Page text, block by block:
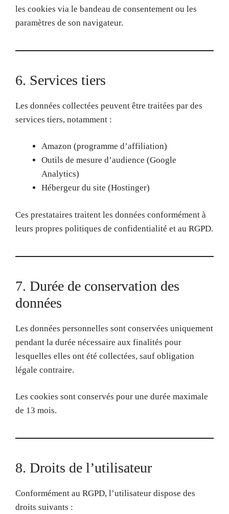
les cookies via le bandeau de consentement ou les
paramètres de son navigateur.
6. Services tiers
Les données collectées peuvent être traitées par des
services tiers, notamment :
Amazon (programme d’affiliation)
Outils de mesure d’audience (Google
Analytics)
Hébergeur du site (Hostinger)
Ces prestataires traitent les données conformément à
leurs propres politiques de confidentialité et au RGPD.
7. Durée de conservation des
données
Les données personnelles sont conservées uniquement
pendant la durée nécessaire aux finalités pour
lesquelles elles ont été collectées, sauf obligation
légale contraire.
Les cookies sont conservés pour une durée maximale
de 13 mois.
8. Droits de l’utilisateur
Conformément au RGPD, l’utilisateur dispose des
droits suivants :